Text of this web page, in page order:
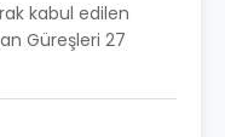
kabul edilen
Güreşleri 27